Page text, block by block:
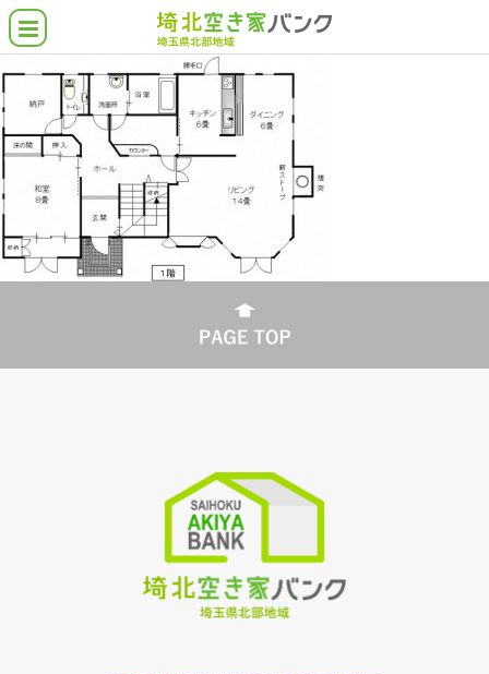
空き家バンクとは
埼北の空き家物件
借りたい・買いたい
貸したい・売りたい
こんな物件さがしてます
各市町の支援施策
よくある質問